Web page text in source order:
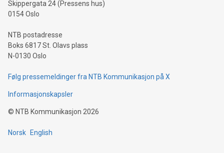
Skippergata 24 (Pressens hus)
0154 Oslo
NTB postadresse
Boks 6817 St. Olavs plass
N-0130 Oslo
Følg pressemeldinger fra NTB Kommunikasjon på X
Informasjonskapsler
© NTB Kommunikasjon 2026
Norsk English